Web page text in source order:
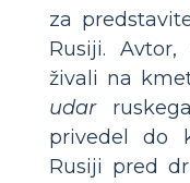
za
Rusiji. Avtor,
živali na
udar
privedel do
Rusiji pred